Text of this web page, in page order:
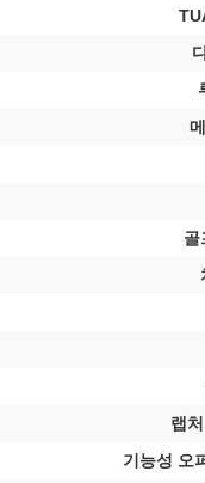
골
랩
기능성 오